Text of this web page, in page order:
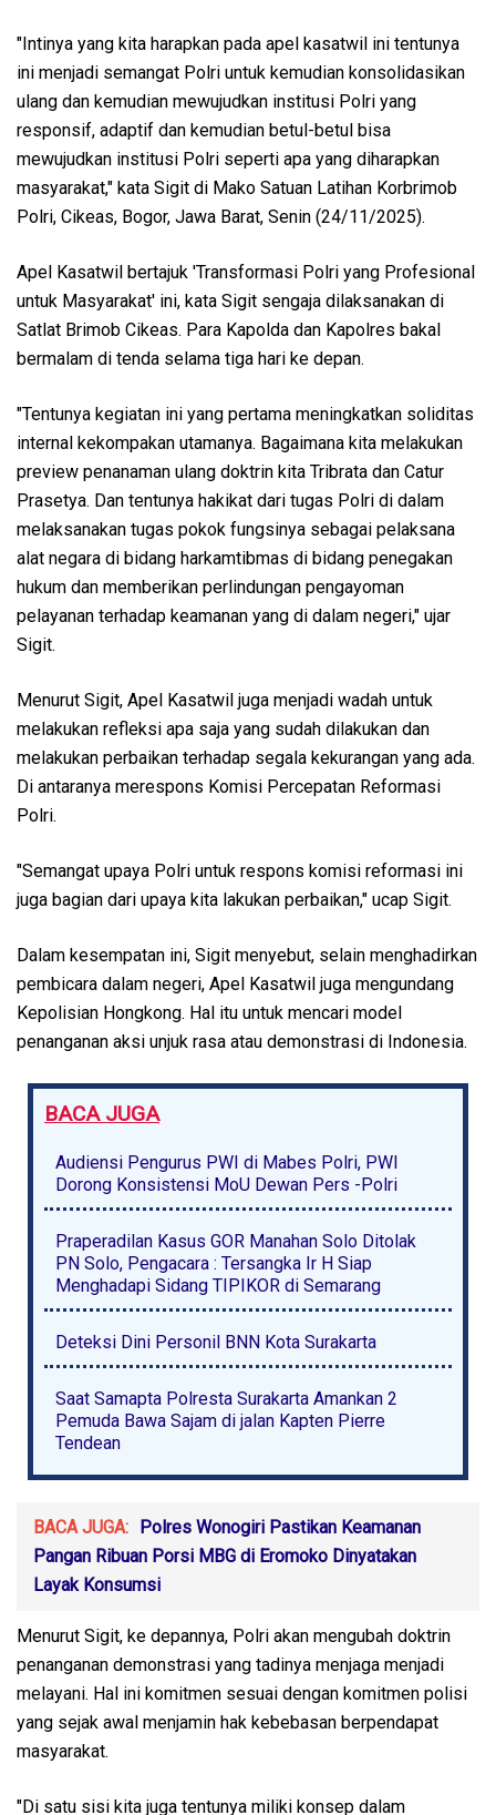
"Intinya yang kita harapkan pada apel kasatwil ini tentunya
ini menjadi semangat Polri untuk kemudian konsolidasikan
ulang dan kemudian mewujudkan institusi Polri yang
responsif, adaptif dan kemudian betul-betul bisa
mewujudkan institusi Polri seperti apa yang diharapkan
masyarakat," kata Sigit di Mako Satuan Latihan Korbrimob
Polri, Cikeas, Bogor, Jawa Barat, Senin (24/11/2025).
Apel Kasatwil bertajuk 'Transformasi Polri yang Profesional
untuk Masyarakat' ini, kata Sigit sengaja dilaksanakan di
Satlat Brimob Cikeas. Para Kapolda dan Kapolres bakal
bermalam di tenda selama tiga hari ke depan.
"Tentunya kegiatan ini yang pertama meningkatkan soliditas
internal kekompakan utamanya. Bagaimana kita melakukan
preview penanaman ulang doktrin kita Tribrata dan Catur
Prasetya. Dan tentunya hakikat dari tugas Polri di dalam
melaksanakan tugas pokok fungsinya sebagai pelaksana
alat negara di bidang harkamtibmas di bidang penegakan
hukum dan memberikan perlindungan pengayoman
pelayanan terhadap keamanan yang di dalam negeri," ujar
Sigit.
Menurut Sigit, Apel Kasatwil juga menjadi wadah untuk
melakukan refleksi apa saja yang sudah dilakukan dan
melakukan perbaikan terhadap segala kekurangan yang ada.
Di antaranya merespons Komisi Percepatan Reformasi
Polri.
"Semangat upaya Polri untuk respons komisi reformasi ini
juga bagian dari upaya kita lakukan perbaikan," ucap Sigit.
Dalam kesempatan ini, Sigit menyebut, selain menghadirkan
pembicara dalam negeri, Apel Kasatwil juga mengundang
Kepolisian Hongkong. Hal itu untuk mencari model
penanganan aksi unjuk rasa atau demonstrasi di Indonesia.
BACA JUGA
Audiensi Pengurus PWI di Mabes Polri, PWI
Dorong Konsistensi MoU Dewan Pers -Polri
Praperadilan Kasus GOR Manahan Solo Ditolak
PN Solo, Pengacara : Tersangka Ir H Siap
Menghadapi Sidang TIPIKOR di Semarang
Deteksi Dini Personil BNN Kota Surakarta
Saat Samapta Polresta Surakarta Amankan 2
Pemuda Bawa Sajam di jalan Kapten Pierre
Tendean
BACA JUGA: Polres Wonogiri Pastikan Keamanan
Pangan Ribuan Porsi MBG di Eromoko Dinyatakan
Layak Konsumsi
Menurut Sigit, ke depannya, Polri akan mengubah doktrin
penanganan demonstrasi yang tadinya menjaga menjadi
melayani. Hal ini komitmen sesuai dengan komitmen polisi
yang sejak awal menjamin hak kebebasan berpendapat
masyarakat.
"Di satu sisi kita juga tentunya miliki konsep dalam